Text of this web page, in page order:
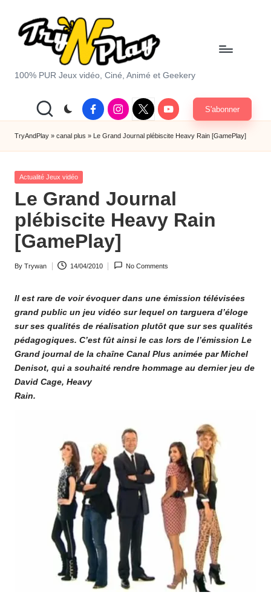
T
y
A
d
P
la
y.
c
m
100% PUR Jeux vidéo, Ciné, Animé et Geekery
FacebookInstagram
X
|
Twitter
Youtube S'abonner
TryAndPlay » canal plus » Le Grand Journal plébiscite Heavy Rain [GamePlay]
Posted
Actualité Jeux vidéo
Le Grand Journal
plébiscite Heavy Rain
[GamePlay]
Posted
By Trywan 14/04/2010 No Comments
Il est rare de voir évoquer dans une émission télévisées
grand public un jeu vidéo sur lequel on targuera d’éloge
sur ses qualités de réalisation plutôt que sur ses qualités
pédagogiques. C’est fût ainsi le cas lors de l’émission Le
Grand journal de la chaîne Canal Plus animée par Michel
Denisot, qui a souhaité rendre hommage au dernier jeu de
David Cage, Heavy
Rain.